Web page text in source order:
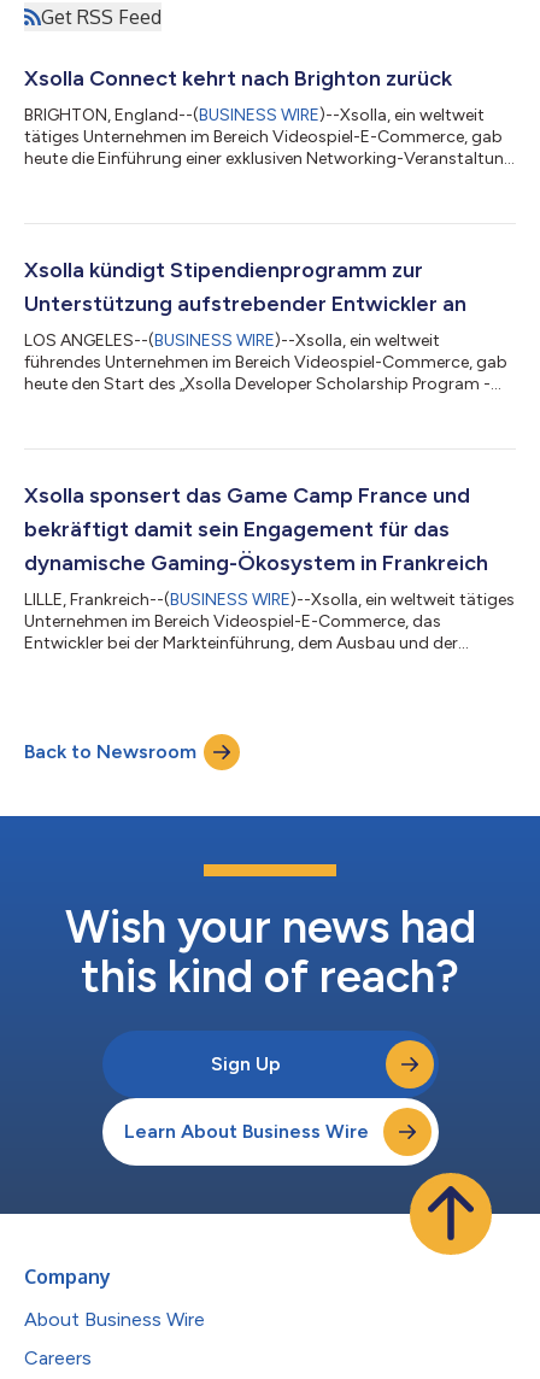
Get RSS Feed
Xsolla Connect kehrt nach Brighton zurück
BRIGHTON, England--(BUSINESS WIRE)--Xsolla, ein weltweit
tätiges Unternehmen im Bereich Videospiel-E-Commerce, gab
heute die Einführung einer exklusiven Networking-Veranstaltung
Develop:Brighton 2026 statt. Die Veranstaltung soll
Investoren und Branchenexperten zusammenbringen und bietet
einen Abend voller wertvoller Kontakte und umse...
Xsolla kündigt Stipendienprogramm zur
Unterstützung aufstrebender Entwickler an
LOS ANGELES--(BUSINESS WIRE)--Xsolla, ein weltweit
führendes Unternehmen im Bereich Videospiel-Commerce, gab
heute den Start des „Xsolla Developer Scholarship Program -
Spieleentwickler, die finanzielle Hürden überwinden müssen, um
größten Gaming-Veranstaltung treffen sich Entwickler,
Publisher, Investoren und Branchenfü...
Xsolla sponsert das Game Camp France und
bekräftigt damit sein Engagement für das
dynamische Gaming-Ökosystem in Frankreich
LILLE, Frankreich--(BUSINESS WIRE)--Xsolla, ein weltweit tätiges
Unternehmen im Bereich Videospiel-E-Commerce, das
Entwickler bei der Markteinführung, dem Ausbau und der
als eine der dynamischsten in Europa; ihr Umsatz belief sich im
Jahr 2025 auf rund 5,8 Milliarden Euro. Es handelt sich nicht um
Back to Newsroom
Wish your news had
this kind of reach?
Sign Up
Learn About Business Wire
Company
About Business Wire
Careers